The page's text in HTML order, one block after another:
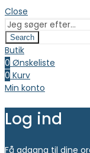
Close
Search
Butik
0 Ønskeliste
0 Kurv
Min konto
Log ind
Få adgang til dine